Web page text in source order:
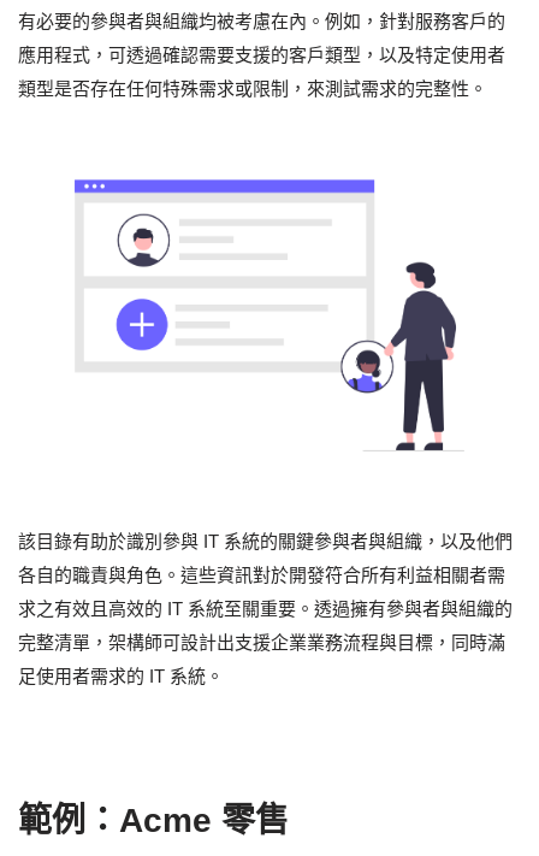
有必要的參與者與組織均被考慮在內。例如，針對服務客戶的
應用程式，可透過確認需要支援的客戶類型，以及特定使用者
類型是否存在任何特殊需求或限制，來測試需求的完整性。
該目錄有助於識別參與 IT 系統的關鍵參與者與組織，以及他們
各自的職責與角色。這些資訊對於開發符合所有利益相關者需
求之有效且高效的 IT 系統至關重要。透過擁有參與者與組織的
完整清單，架構師可設計出支援企業業務流程與目標，同時滿
足使用者需求的 IT 系統。
範例：Acme 零售